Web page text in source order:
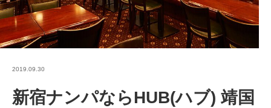
2019.09.30
新宿ナンパならHUB(ハブ) 靖国